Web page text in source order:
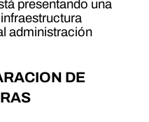
presentando una
administración
DE